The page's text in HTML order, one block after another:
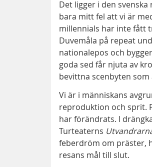
Det ligger i den
bara mitt fel att vi är
millennials har inte fått
Duvemåla på repeat
nationalepos och
goda sed får njuta av
bevittna scenbyten
Vi är i människans
reproduktion och sprit.
har förändrats. I
Turteaterns
feberdröm om präster,
resans mål till slut.